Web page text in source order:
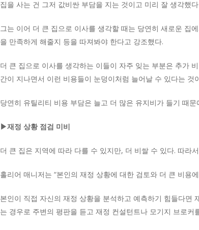
집을 사는 건 그저 값비싼 부담을 지는 것이고 미리 잘 생각했
그는 이어 더 큰 집으로 이사를 생각할 때는 당연히 새로운 집
을 만족하게 해줄지 등을 따져봐야 한다고 강조했다.
더 큰 집으로 이사를 생각하는 이들이 자주 잊는 부분은 추가
간이 지나면서 이런 비용들이 눈덩이처럼 늘어날 수 있다는 것
당연히 유틸리티 비용 부담은 늘고 더 많은 유지비가 들기 때
▶재정 상황 점검 미비
더 큰 집은 지역에 따라 다를 수 있지만, 더 비쌀 수 있다. 따라
홀리어 매니저는 “본인의 재정 상황에 대한 검토와 더 큰 비용
본인이 직접 자신의 재정 상황을 분석하고 예측하기 힘들다면
는 경우로 주변의 평판을 듣고 재정 컨설턴트나 모기지 브로커